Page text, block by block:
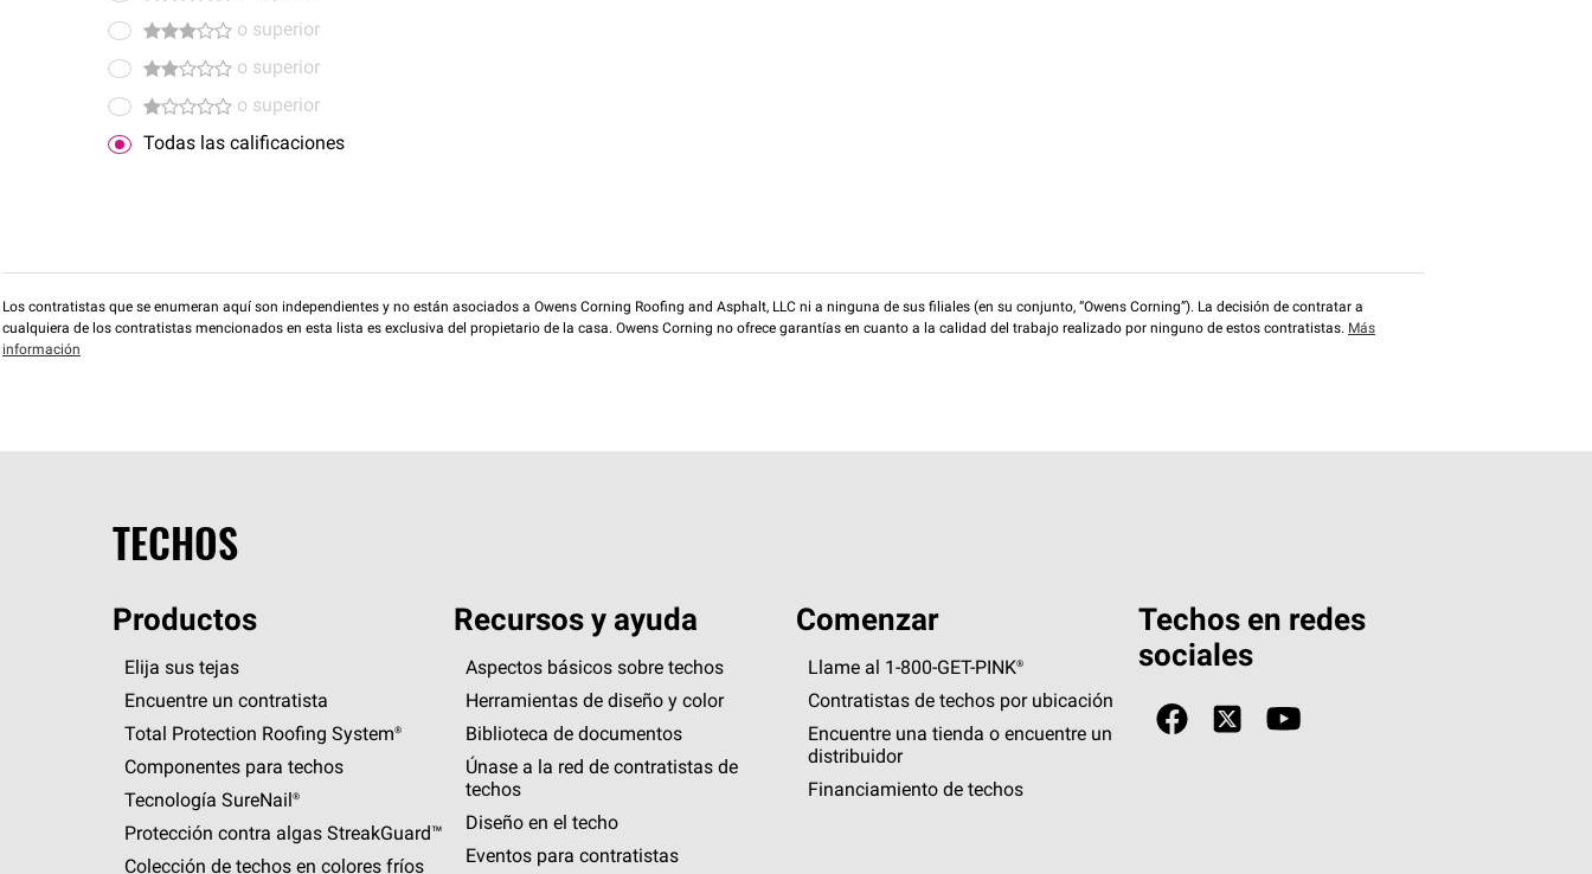
o superior
o superior
o superior
Todas las calificaciones
Los contratistas que se enumeran aquí son independientes y no están asociados a Owens Corning Roofing and Asphalt, LLC ni a ninguna de sus filiales (en su conjunto, “Owens Corning”). La decisión de contratar a
cualquiera de los contratistas mencionados en esta lista es exclusiva del propietario de la casa. Owens Corning no ofrece garantías en cuanto a la calidad del trabajo realizado por ninguno de estos contratistas. Más
información
TECHOS
Productos
Elija sus tejas
Encuentre un contratista
Total Protection Roofing System®
Componentes para techos
Tecnología SureNail®
Protección contra algas StreakGuard™
Colección de techos en colores fríos
Recursos y ayuda
Aspectos básicos sobre techos
Herramientas de diseño y color
Biblioteca de documentos
Únase a la red de contratistas de
techos
Diseño en el techo
Eventos para contratistas
Comenzar
Llame al 1-800-GET -PINK®
Contratistas de techos por ubicación
Encuentre una tienda o encuentre un
distribuidor
Financiamiento de techos
Techos en redes
sociales